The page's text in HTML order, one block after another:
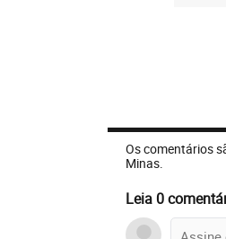
Os comentários
Minas.
Leia 0